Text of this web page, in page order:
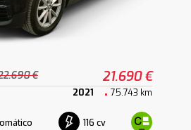
€ 21.690 €
2021 75.743 km
116 cv